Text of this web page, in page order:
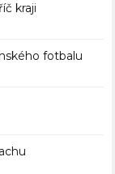
kraji
fotbalu